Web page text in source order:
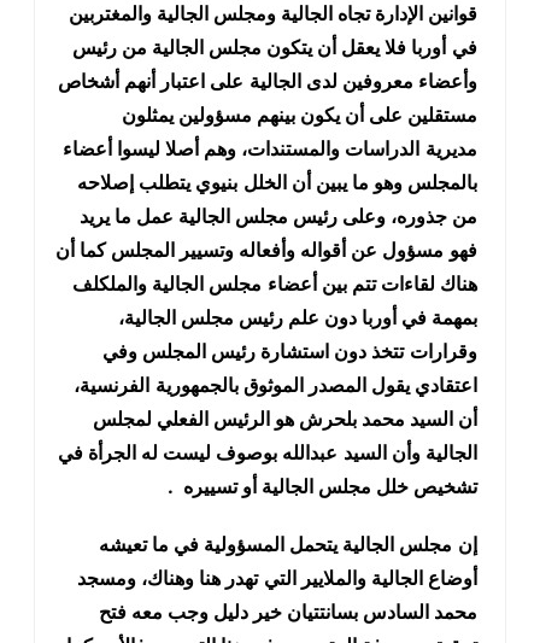
قوانين الإدارة تجاه الجالية ومجلس الجالية والمغتربين
في أوربا فلا يعقل أن يتكون مجلس الجالية من رئيس
وأعضاء معروفين لدى الجالية على اعتبار أنهم أشخاص
مستقلين على أن يكون بينهم مسؤولين يمثلون
مديرية الدراسات والمستندات، وهم أصلا ليسوا أعضاء
بالمجلس وهو ما يبين أن الخلل بنيوي يتطلب إصلاحه
من جذوره، وعلى رئيس مجلس الجالية عمل ما يريد
فهو مسؤول عن أقواله وأفعاله وتسيير المجلس كما أن
هناك لقاءات تتم بين أعضاء مجلس الجالية والملكلف
بمهمة في أوربا دون علم رئيس مجلس الجالية،
وقرارات تتخذ دون استشارة رئيس المجلس وفي
اعتقادي يقول المصدر الموثوق بالجمهورية الفرنسية،
أن السيد محمد بلحرش هو الرئيس الفعلي لمجلس
الجالية وأن السيد عبدالله بوصوف ليست له الجرأة في
تشخيص خلل مجلس الجالية أو تسييره .
إن مجلس الجالية يتحمل المسؤولية في ما تعيشه
أوضاع الجالية والملايير التي تهدر هنا وهناك، ومسجد
محمد السادس بسانتتيان خير دليل وجب معه فتح